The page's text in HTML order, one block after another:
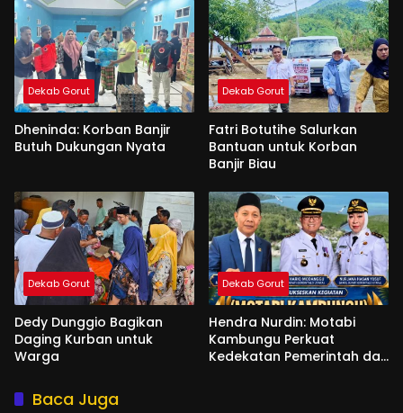
Dekab Gorut
Dheninda: Korban Banjir
Butuh Dukungan Nyata
Dekab Gorut
Fatri Botutihe Salurkan
Bantuan untuk Korban
Banjir Biau
Dekab Gorut
Dedy Dunggio Bagikan
Daging Kurban untuk
Warga
Dekab Gorut
Hendra Nurdin: Motabi
Kambungu Perkuat
Kedekatan Pemerintah dan
Baca Juga